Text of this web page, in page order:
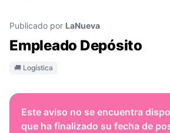
Categorías
Empresas
Blog
Dejá tu CV
Publicado por LaNueva
Empleado Depósito
🚚 Logística
Este aviso no se encuentra
que ha finalizado su fecha de